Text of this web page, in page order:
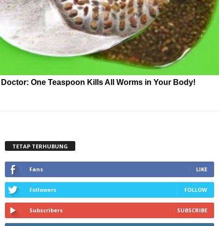
Doctor: One Teaspoon Kills All Worms in Your Body!
TETAP TERHUBUNG
Fans LIKE
Followers FOLLOW
Subscribers SUBSCRIBE